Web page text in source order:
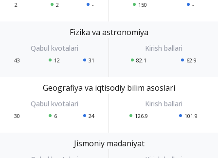
2 2 - 150 -
Fizika va astronomiya
43 12 31 82.1 62.9
Geografiya va iqtisodiy bilim asoslari
30 6 24 126.9 101.9
Jismoniy madaniyat